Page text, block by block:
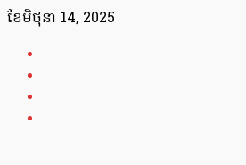
ខែ​មិថុនា 14, 2025